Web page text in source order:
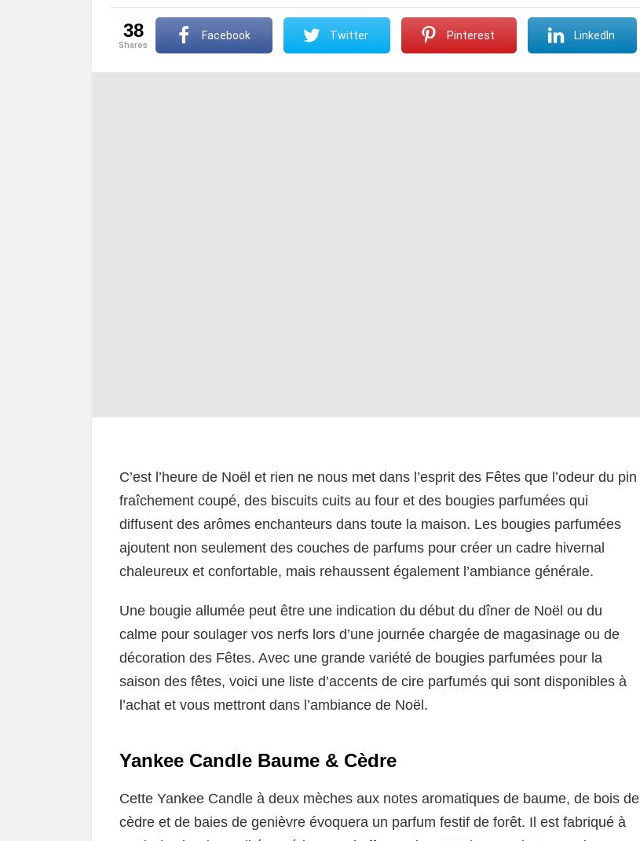
38
shares
Facebook Twitter Pinterest LinkedIn
C’est l’heure de Noël et rien ne nous met dans l’esprit des Fêtes que l’odeur du pin
fraîchement coupé, des biscuits cuits au four et des bougies parfumées qui
diffusent des arômes enchanteurs dans toute la maison. Les bougies parfumées
ajoutent non seulement des couches de parfums pour créer un cadre hivernal
chaleureux et confortable, mais rehaussent également l’ambiance générale.
Une bougie allumée peut être une indication du début du dîner de Noël ou du
calme pour soulager vos nerfs lors d’une journée chargée de magasinage ou de
décoration des Fêtes. Avec une grande variété de bougies parfumées pour la
saison des fêtes, voici une liste d’accents de cire parfumés qui sont disponibles à
l’achat et vous mettront dans l’ambiance de Noël.
Yankee Candle Baume & Cèdre
Cette Yankee Candle à deux mèches aux notes aromatiques de baume, de bois de
cèdre et de baies de genièvre évoquera un parfum festif de forêt. Il est fabriqué à